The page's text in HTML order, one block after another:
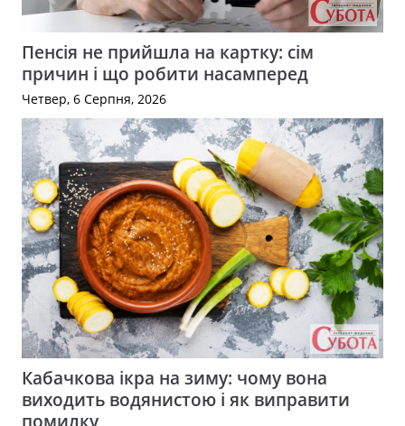
Пенсія не прийшла на картку: сім
причин і що робити насамперед
Четвер, 6 Серпня, 2026
Кабачкова ікра на зиму: чому вона
виходить водянистою і як виправити
помилку